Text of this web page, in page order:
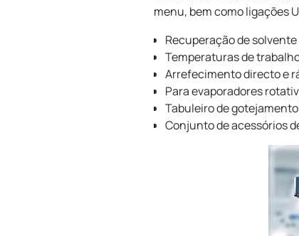
menu, bem como ligações
Recuperação de
Temperaturas de
Arrefecimento directo e
Para evaporadores
Tabuleiro de
Conjunto de acessórios